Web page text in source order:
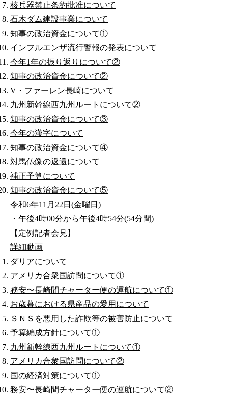
核兵器禁止条約批准について
石木ダム建設事業について
知事の政治資金について①
インフルエンザ流行警報の発表について
今年1年の振り返りについて②
知事の政治資金について②
V・ファーレン長崎について
九州新幹線西九州ルートについて②
知事の政治資金について③
今年の漢字について
知事の政治資金について④
対馬仏像の返還について
補正予算について
知事の政治資金について⑤
令和6年11月22日(金曜日)
・午後4時00分から午後4時54分(54分間)
【定例記者会見】
詳細動画
ダリアについて
アメリカ合衆国訪問について①
務安〜長崎間チャーター便の運航について①
お歳暮における県産品の愛用について
ＳＮＳを悪用した詐欺等の被害防止について
予算編成方針について①
九州新幹線西九州ルートについて①
アメリカ合衆国訪問について②
国の経済対策について①
務安〜長崎間チャーター便の運航について②